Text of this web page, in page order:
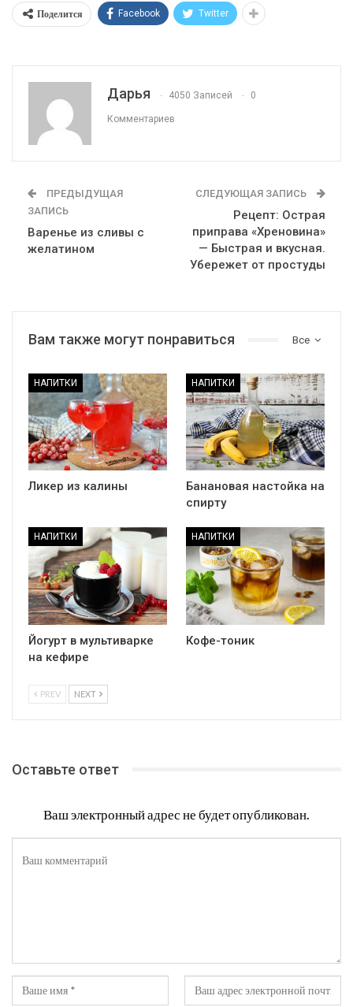
Поделится Facebook Twitter
Дарья 4050 Записей 0
Комментариев
ПРЕДЫДУЩАЯ
ЗАПИСЬ
Варенье из сливы с
желатином
СЛЕДУЮЩАЯ ЗАПИСЬ
Рецепт: Острая
приправа «Хреновина»
— Быстрая и вкусная.
Убережет от простуды
Все
Вам также могут понравиться
НАПИТКИ
Ликер из калины
НАПИТКИ
Банановая настойка на
спирту
НАПИТКИ
Йогурт в мультиварке
на кефире
НАПИТКИ
Кофе-тоник
PREV NEXT
Оставьте ответ
Ваш электронный адрес не будет опубликован.